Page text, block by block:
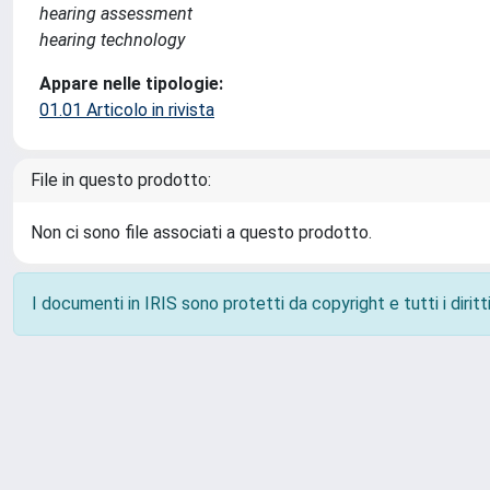
hearing assessment
hearing technology
Appare nelle tipologie:
01.01 Articolo in rivista
File in questo prodotto:
Non ci sono file associati a questo prodotto.
I documenti in IRIS sono protetti da copyright e tutti i